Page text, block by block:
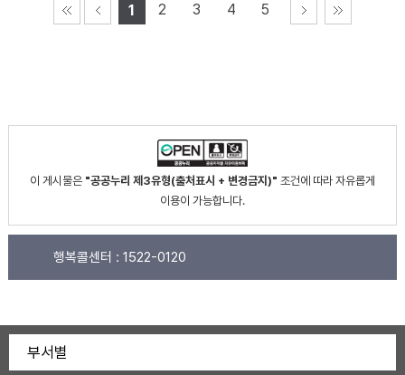
1 2 3 4 5
이 게시물은 "공공누리 제3유형(출처표시 + 변경금지)" 조건에 따라 자유롭게
이용이 가능합니다.
행복콜센터 : 1522-0120
부서별